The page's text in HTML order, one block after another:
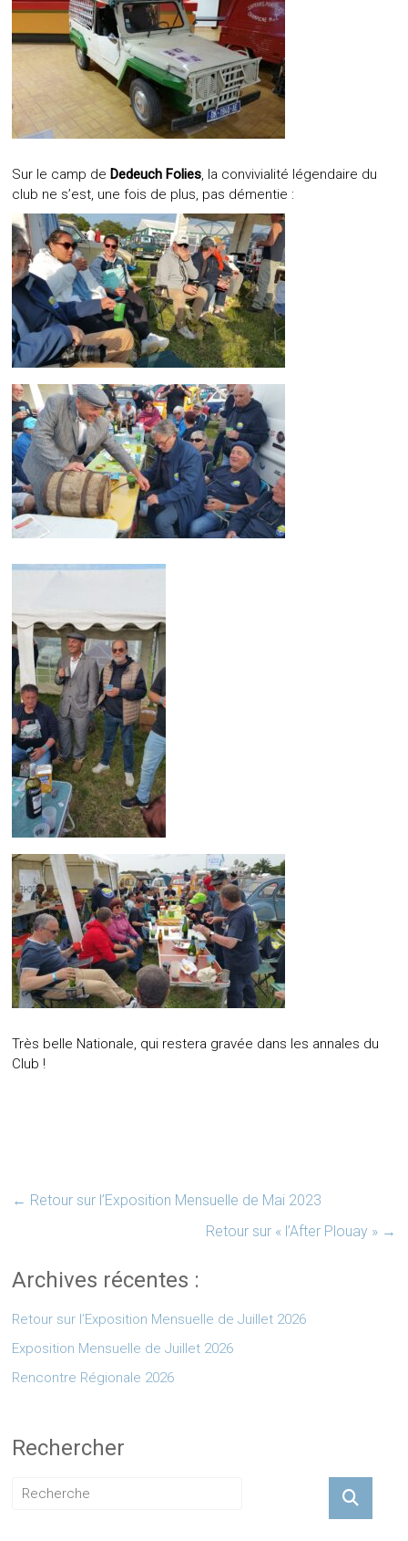
Sur le camp deDedeuch Folies, la convivialité légendaire du
club ne s’est, une fois de plus, pas démentie :
Très belle Nationale, qui restera gravée dans les annales du
Club !
← Retour sur l’Exposition Mensuelle de Mai 2023
Retour sur « l’After Plouay » →
Archives récentes :
Retour sur l’Exposition Mensuelle de Juillet 2026
Exposition Mensuelle de Juillet 2026
Rencontre Régionale 2026
Rechercher